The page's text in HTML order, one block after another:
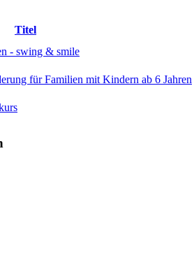
Titel
- swing & smile
für Familien mit Kindern ab 6 Jahren